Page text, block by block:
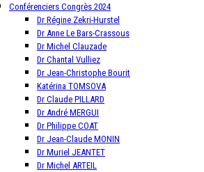
Conférenciers Congrès 2024
Dr Régine Zekri-Hurstel
Dr Anne Le Bars-Crassous
Dr Michel Clauzade
Dr Chantal Vulliez
Dr Jean-Christophe Bourit
Katérina TOMSOVA
Dr Claude PILLARD
Dr André MERGUI
Dr Philippe COAT
Dr Jean-Claude MONIN
Dr Muriel JEANTET
Dr Michel ARTEIL